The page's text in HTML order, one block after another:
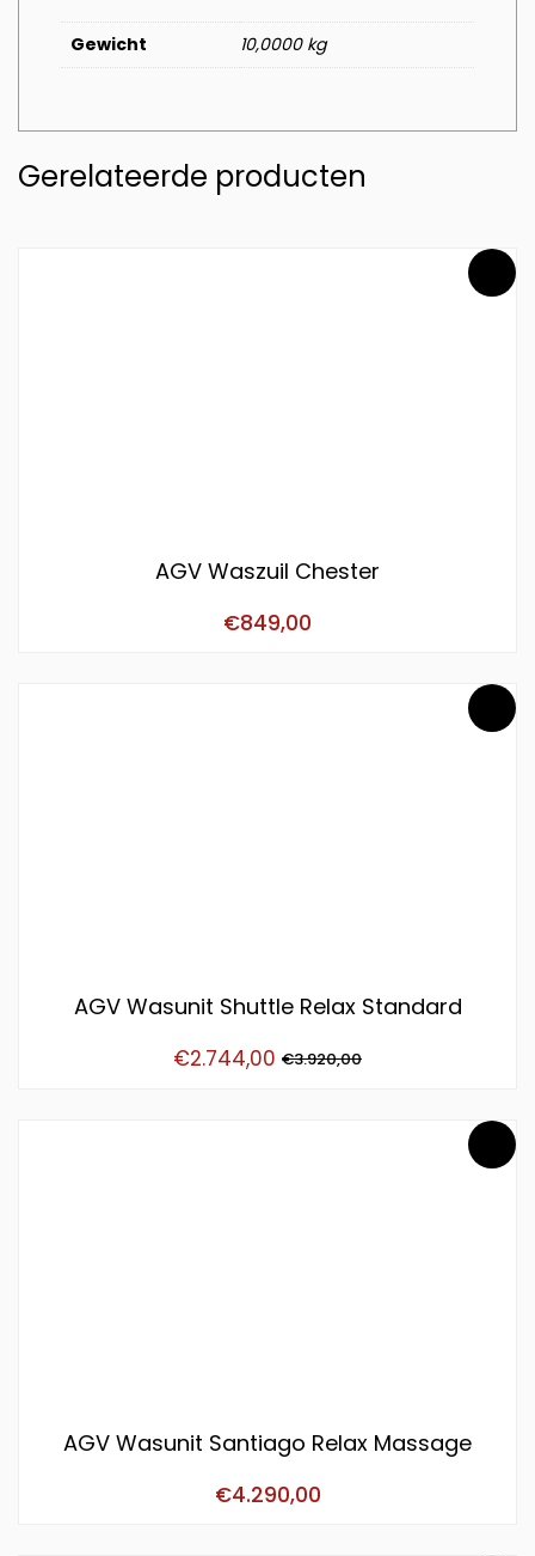
Gewicht 10,0000 kg
Gerelateerde producten
AGV Waszuil Chester
€849,00
AGV Wasunit Shuttle Relax Standard
€3.920,00
€2.744,00
AGV Wasunit Santiago Relax Massage
€4.290,00